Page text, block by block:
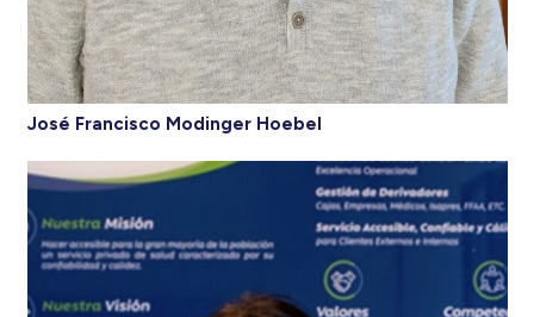
José Francisco Modinger Hoebel